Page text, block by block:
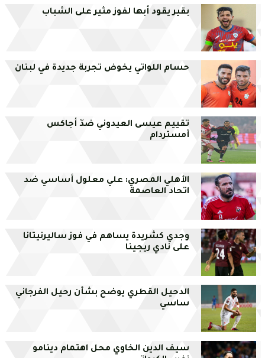
بقير يقود أبها لفوز مثير على الشباب
حسام اللواتي يخوض تجربة جديدة في لبنان
تقييم عيسى العيدوني ضدّ أجاكس
أمستردام
الأهلي المصري: علي معلول أساسي ضد
اتحاد العاصمة
وجدي كشريدة يساهم في فوز ساليرنيتانا
على نادي ريجينا
الدحيل القطري يوضح بشأن رحيل الفرجاني
ساسي
سيف الدين الخاوي محل اهتمام دينامو